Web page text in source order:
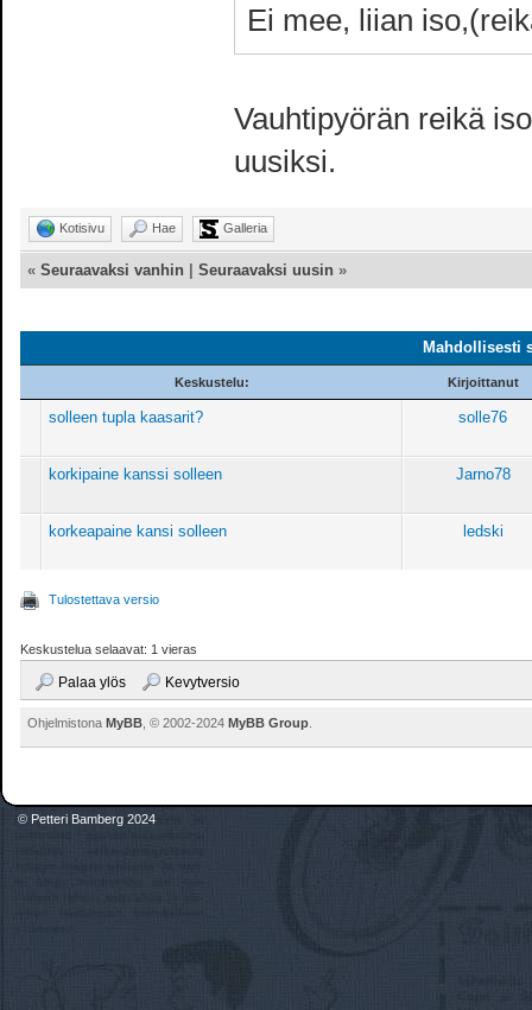
Ei mee, liian
Vauhtipyörän reikä
uusiksi.
Kotisivu Hae Galleria
«Seuraavaksi vanhin |Seuraavaksi uusin »
Mahdollisesti
Keskustelu: Kirjoittanut
solleen tupla kaasarit? solle76
korkipaine kanssi solleen Jarno78
korkeapaine kansi solleen ledski
Tulostettava versio
Keskustelua selaavat: 1 vieras
Palaa ylös Kevytversio
OhjelmistonaMyBB , © 2002-2024MyBB Group
© Petteri Bamberg 2024